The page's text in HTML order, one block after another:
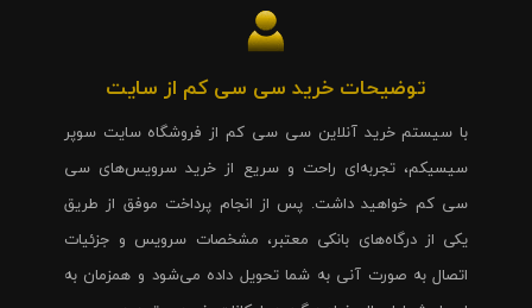
توضیحات خرید سی سی کم از سایت
با سیستم خرید آنلاین سی سی کم از فروشگاه سایت سوپر
سیسیکم، تجربه‌ای راحت و سریع از خرید سرویس‌های سی
سی کم خواهید داشت. پس از انجام پرداخت موفق از طریق
یکی از درگاه‌های بانکی معتبر، مشخصات سرویس و جزئیات
اتصال به صورت آنی به شما تحویل داده می‌شود و همزمان به